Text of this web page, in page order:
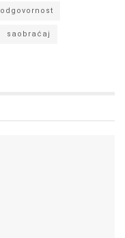
odgovornost
saobraćaj